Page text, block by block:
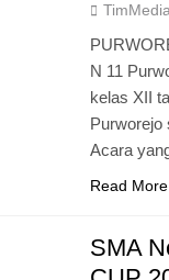
N 11
kelas XII
Purworejo
Acara
Read More
SMA